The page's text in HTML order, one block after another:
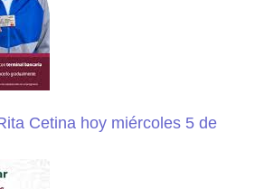
Cetina hoy miércoles 5 de